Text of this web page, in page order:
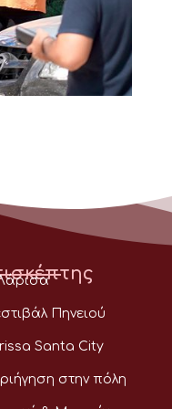
Πηνειού
Santa City
στην πόλη